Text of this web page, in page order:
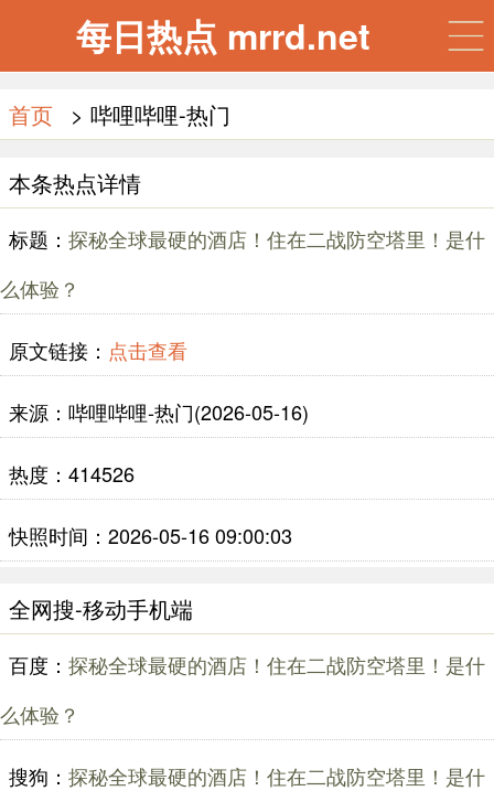
每日热点 mrrd.net
首页 > 哔哩哔哩-热门
本条热点详情
标题： 探秘全球最硬的酒店！住在二战防空塔里！是什
么体验？
原文链接： 点击查看
来源：哔哩哔哩-热门(2026-05-16)
热度：414526
快照时间：2026-05-16 09:00:03
全网搜-移动手机端
百度： 探秘全球最硬的酒店！住在二战防空塔里！是什
么体验？
搜狗： 探秘全球最硬的酒店！住在二战防空塔里！是什